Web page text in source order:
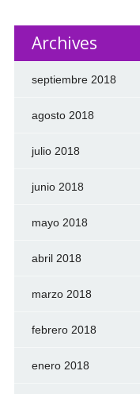
Archives
septiembre 2018
agosto 2018
julio 2018
junio 2018
mayo 2018
abril 2018
marzo 2018
febrero 2018
enero 2018